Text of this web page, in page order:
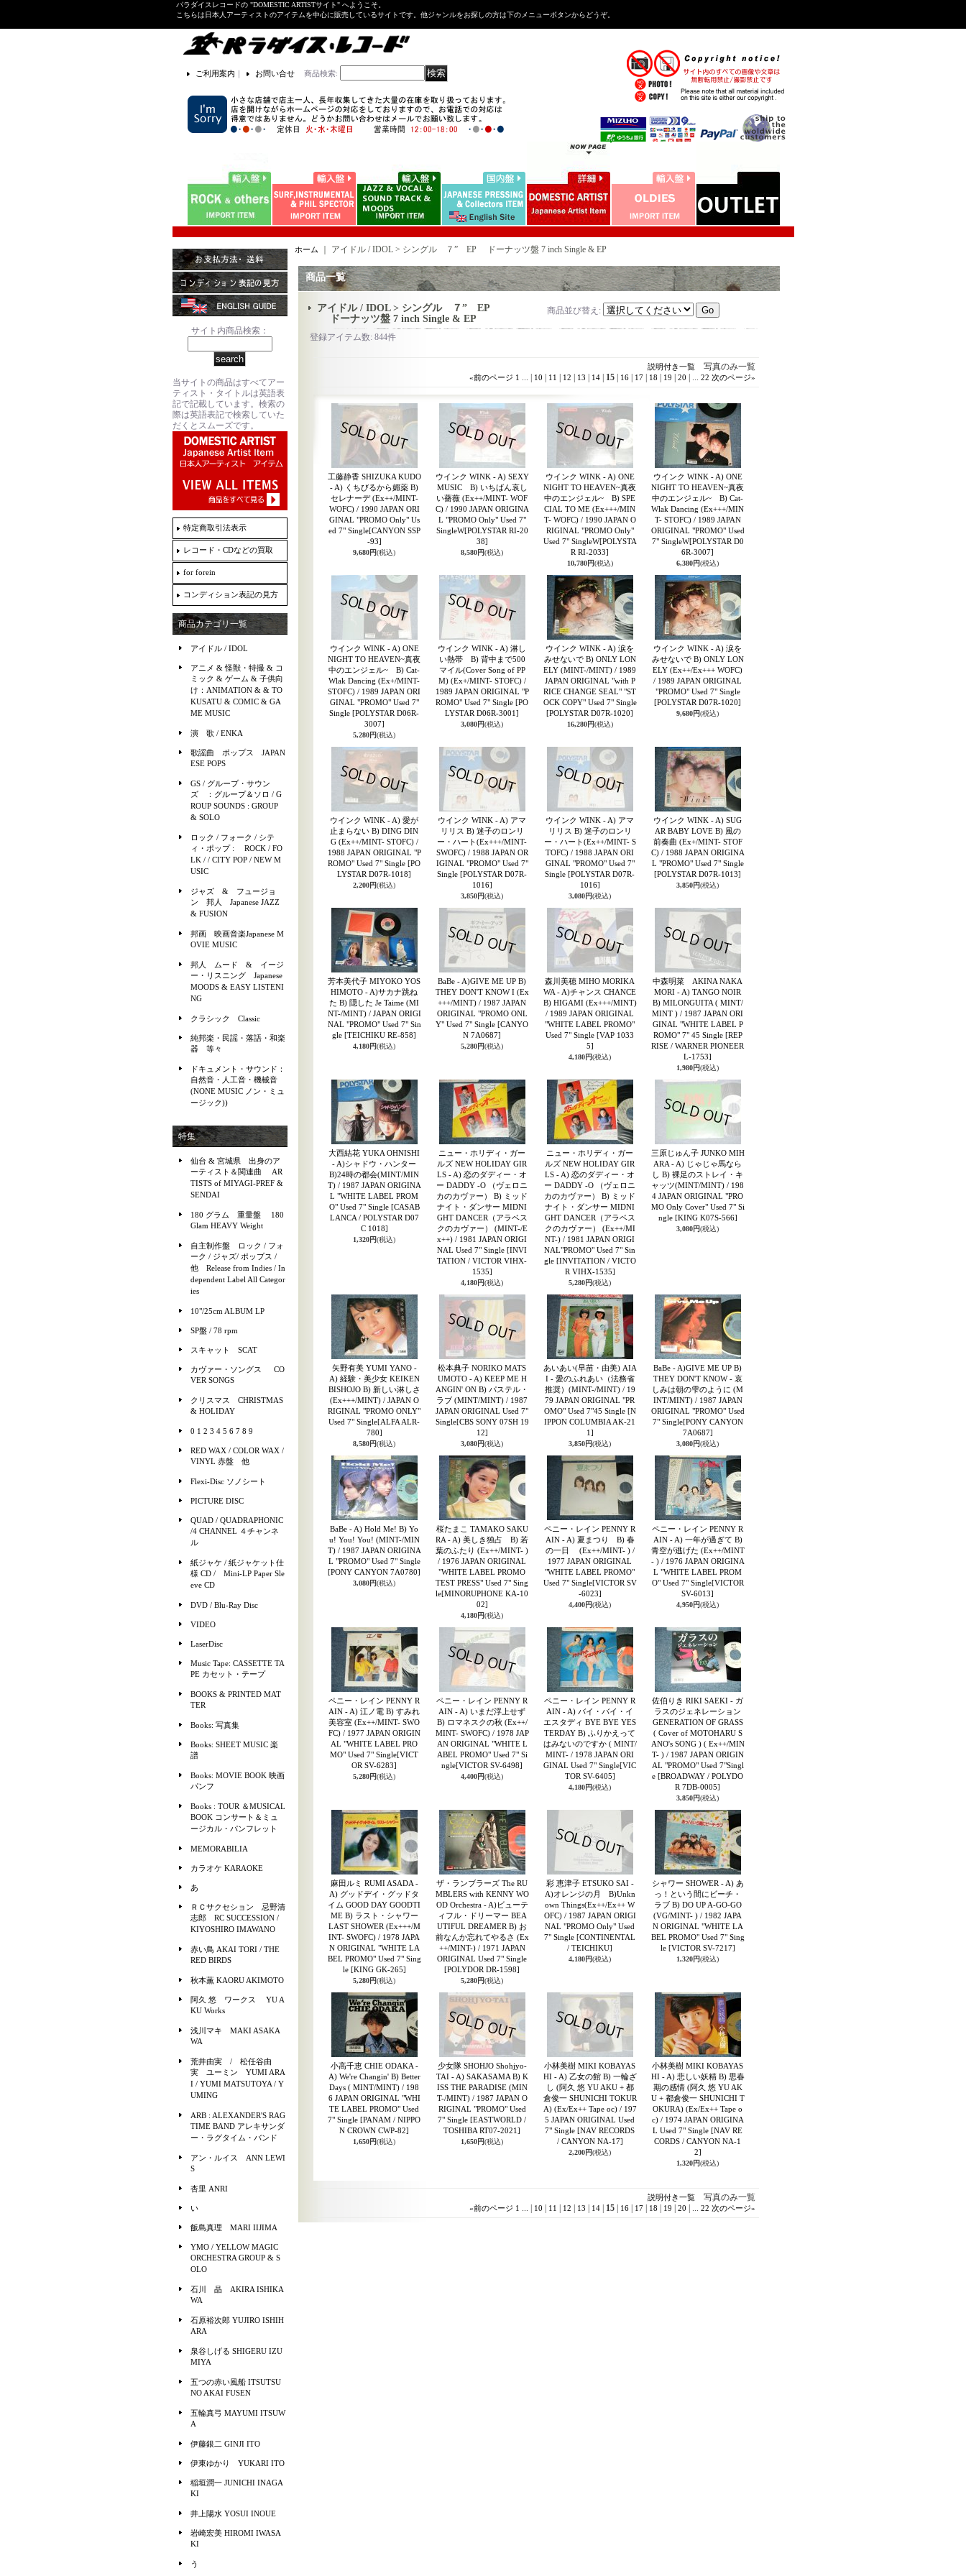
パラダイスレコードの "DOMESTIC ARTISTサイト" へようこそ。
こちらは日本人アーティストのアイテムを中心に販売しているサイトです。他ジャンルをお探しの方は下のメニューボタンからどうぞ。
ご利用案内 ｜ お問い合せ 商品検索:
サイト内商品検索：
当サイトの商品はすべてアー
ティスト・タイトルは英語表
記で記載しています。検索の
際は英語表記で検索していた
だくとスムーズです。
特定商取引法表示
レコード・CDなどの買取
for forein
コンディション表記の見方
商品カテゴリ一覧
アイドル / IDOL
アニメ & 怪獣・特撮 & コ
ミック & ゲーム & 子供向
け：ANIMATION & & TO
KUSATU & COMIC & GA
ME MUSIC
演 歌 / ENKA
歌謡曲 ポップス JAPAN
ESE POPS
GS / グループ・サウン
ズ ：グループ＆ソロ / G
ROUP SOUNDS : GROUP
& SOLO
ロック / フォーク / シテ
ィ・ポップ : ROCK / FO
LK / / CITY POP / NEW M
USIC
ジャズ & フュージョ
ン 邦人 Japanese JAZZ
& FUSION
邦画 映画音楽Japanese M
OVIE MUSIC
邦人 ムード & イージ
ー・リスニング Japanese
MOODS & EASY LISTENI
NG
クラシック Classic
純邦楽・民謡・落語・和楽
器 等々
ドキュメント・サウンド：
自然音・人工音・機械音
(NONE MUSIC ノン・ミュ
ージック))
特集
仙台 & 宮城県 出身のア
ーティスト＆関連曲 AR
TISTS of MIYAGI-PREF &
SENDAI
180 グラム 重量盤 180
Glam HEAVY Weight
自主制作盤 ロック / フォ
ーク / ジャズ/ ポップス /
他 Release from Indies / In
dependent Label All Categor
ies
10"/25cm ALBUM LP
SP盤 / 78 rpm
スキャット SCAT
カヴァー・ソングス CO
VER SONGS
クリスマス CHRISTMAS
& HOLIDAY
0 1 2 3 4 5 6 7 8 9
RED WAX / COLOR WAX /
VINYL 赤盤 他
Flexi-Disc ソノシート
PICTURE DISC
QUAD / QUADRAPHONIC
/4 CHANNEL ４チャンネ
ル
紙ジャケ / 紙ジャケット仕
様 CD / Mini-LP Paper Sle
eve CD
DVD / Blu-Ray Disc
VIDEO
LaserDisc
Music Tape: CASSETTE TA
PE カセット・テープ
BOOKS & PRINTED MAT
TER
Books: 写真集
Books: SHEET MUSIC 楽
譜
Books: MOVIE BOOK 映画
パンフ
Books : TOUR ＆MUSICAL
BOOK コンサート＆ミュ
ージカル・パンフレット
MEMORABILIA
カラオケ KARAOKE
あ
ＲＣサクセション 忌野清
志郎 RC SUCCESSION /
KIYOSHIRO IMAWANO
赤い鳥 AKAI TORI / THE
RED BIRDS
秋本薫 KAORU AKIMOTO
阿久 悠 ワークス YU A
KU Works
浅川マキ MAKI ASAKA
WA
荒井由実 / 松任谷由
実 ユーミン YUMI ARA
I / YUMI MATSUTOYA / Y
UMING
ARB : ALEXANDER'S RAG
TIME BAND アレキサンダ
ー・ラグタイム・バンド
アン・ルイス ANN LEWI
S
杏里 ANRI
い
飯島真理 MARI IIJIMA
YMO / YELLOW MAGIC
ORCHESTRA GROUP & S
OLO
石川 晶 AKIRA ISHIKA
WA
石原裕次郎 YUJIRO ISHIH
ARA
泉谷しげる SHIGERU IZU
MIYA
五つの赤い風船 ITSUTSU
NO AKAI FUSEN
五輪真弓 MAYUMI ITSUW
A
伊藤銀二 GINJI ITO
伊東ゆかり YUKARI ITO
稲垣潤一 JUNICHI INAGA
KI
井上陽水 YOSUI INOUE
岩崎宏美 HIROMI IWASA
KI
う
ホーム アイドル / IDOL > シングル ７” EP ドーナッツ盤 7 inch Single & EP
商品一覧
アイドル / IDOL > シングル ７” EP
ドーナッツ盤 7 inch Single & EP
商品並び替え :
登録アイテム数:844件
説明付き一覧写真のみ一覧
«前のページ 1 ... 10 11 12 13 14| 15| 16| 17| 18 19 20 ... 22 次のページ»
工藤静香 SHIZUKA KUDO
- A) くちびるから媚薬 B)
セレナーデ (Ex++/MINT-
WOFC) / 1990 JAPAN ORI
GINAL "PROMO Only" Us
ed 7" Single[CANYON SSP
-93]
9,680円(税込)
ウインク WINK - A) SEXY
MUSIC B) いちばん哀し
い薔薇 (Ex++/MINT- WOF
C) / 1990 JAPAN ORIGINA
L "PROMO Only" Used 7"
SingleW[POLYSTAR RI-20
38]
8,580円(税込)
ウインク WINK - A) ONE
NIGHT TO HEAVEN~真夜
中のエンジェル~ B) SPE
CIAL TO ME (Ex+++/MIN
T- WOFC) / 1990 JAPAN O
RIGINAL "PROMO Only"
Used 7" SingleW[POLYSTA
R RI-2033]
10,780円(税込)
ウインク WINK - A) ONE
NIGHT TO HEAVEN~真夜
中のエンジェル~ B) Cat-
Wlak Dancing (Ex+++/MIN
T- STOFC) / 1989 JAPAN
ORIGINAL "PROMO" Used
7" SingleW[POLYSTAR D0
6R-3007]
6,380円(税込)
ウインク WINK - A) ONE
NIGHT TO HEAVEN~真夜
中のエンジェル~ B) Cat-
Wlak Dancing (Ex+/MINT-
STOFC) / 1989 JAPAN ORI
GINAL "PROMO" Used 7"
Single [POLYSTAR D06R-
3007]
5,280円(税込)
ウインク WINK - A) 淋し
い熱帯 B) 背中まで500
マイル(Cover Song of PP
M) (Ex+/MINT- STOFC) /
1989 JAPAN ORIGINAL "P
ROMO" Used 7" Single [PO
LYSTAR D06R-3001]
3,080円(税込)
ウインク WINK - A) 涙を
みせないで B) ONLY LON
ELY (MINT-/MINT) / 1989
JAPAN ORIGINAL "with P
RICE CHANGE SEAL" "ST
OCK COPY" Used 7" Single
[POLYSTAR D07R-1020]
16,280円(税込)
ウインク WINK - A) 涙を
みせないで B) ONLY LON
ELY (Ex++/Ex+++ WOFC)
/ 1989 JAPAN ORIGINAL
"PROMO" Used 7" Single
[POLYSTAR D07R-1020]
9,680円(税込)
ウインク WINK - A) 愛が
止まらない B) DING DIN
G (Ex++/MINT- STOFC) /
1988 JAPAN ORIGINAL "P
ROMO" Used 7" Single [PO
LYSTAR D07R-1018]
2,200円(税込)
ウインク WINK - A) アマ
リリス B) 迷子のロンリ
ー・ハート(Ex+++/MINT-
SWOFC) / 1988 JAPAN OR
IGINAL "PROMO" Used 7"
Single [POLYSTAR D07R-
1016]
3,850円(税込)
ウインク WINK - A) アマ
リリス B) 迷子のロンリ
ー・ハート(Ex++/MINT- S
TOFC) / 1988 JAPAN ORI
GINAL "PROMO" Used 7"
Single [POLYSTAR D07R-
1016]
3,080円(税込)
ウインク WINK - A) SUG
AR BABY LOVE B) 風の
前奏曲 (Ex+/MINT- STOF
C) / 1988 JAPAN ORIGINA
L "PROMO" Used 7" Single
[POLYSTAR D07R-1013]
3,850円(税込)
芳本美代子 MIYOKO YOS
HIMOTO - A)サカナ跳ね
た B) 隠した Je Taime (MI
NT-/MINT) / JAPAN ORIGI
NAL "PROMO" Used 7" Sin
gle [TEICHIKU RE-858]
4,180円(税込)
BaBe - A)GIVE ME UP B)
THEY DON'T KNOW I (Ex
+++/MINT) / 1987 JAPAN
ORIGINAL "PROMO ONL
Y" Used 7" Single [CANYO
N 7A0687]
5,280円(税込)
森川美穂 MIHO MORIKA
WA - A)チャンス CHANCE
B) HIGAMI (Ex+++/MINT)
/ 1989 JAPAN ORIGINAL
"WHITE LABEL PROMO"
Used 7" Single [VAP 1033
5]
4,180円(税込)
中森明菜 AKINA NAKA
MORI - A) TANGO NOIR
B) MILONGUITA ( MINT/
MINT ) / 1987 JAPAN ORI
GINAL "WHITE LABEL P
ROMO" 7" 45 Single [REP
RISE / WARNER PIONEER
L-1753]
1,980円(税込)
大西結花 YUKA OHNISHI
- A)シャドウ・ハンター
B)24時の都会(MINT/MIN
T) / 1987 JAPAN ORIGINA
L "WHITE LABEL PROM
O" Used 7" Single [CASAB
LANCA / POLYSTAR D07
C 1018]
1,320円(税込)
ニュー・ホリディ・ガー
ルズ NEW HOLIDAY GIR
LS - A) 恋のダディー・オ
ー DADDY -O （ヴェロニ
カのカヴァー） B) ミッド
ナイト・ダンサー MIDNI
GHT DANCER（アラベス
クのカヴァー） (MINT-/E
x++) / 1981 JAPAN ORIGI
NAL Used 7" Single [INVI
TATION / VICTOR VIHX-
1535]
4,180円(税込)
ニュー・ホリディ・ガー
ルズ NEW HOLIDAY GIR
LS - A) 恋のダディー・オ
ー DADDY -O （ヴェロニ
カのカヴァー） B) ミッド
ナイト・ダンサー MIDNI
GHT DANCER（アラベス
クのカヴァー） (Ex++/MI
NT-) / 1981 JAPAN ORIGI
NAL"PROMO" Used 7" Sin
gle [INVITATION / VICTO
R VIHX-1535]
5,280円(税込)
三原じゅん子 JUNKO MIH
ARA - A) じゃじゃ馬なら
し B) 裸足のストレイ・キ
ャッツ(MINT/MINT) / 198
4 JAPAN ORIGINAL "PRO
MO Only Cover" Used 7" Si
ngle [KING K07S-566]
3,080円(税込)
矢野有美 YUMI YANO -
A) 経験・美少女 KEIKEN
BISHOJO B) 新しい淋しさ
(Ex+++/MINT) / JAPAN O
RIGINAL "PROMO ONLY"
Used 7" Single[ALFA ALR-
780]
8,580円(税込)
松本典子 NORIKO MATS
UMOTO - A) KEEP ME H
ANGIN' ON B) パステル・
ラブ (MINT/MINT) / 1987
JAPAN ORIGINAL Used 7"
Single[CBS SONY 07SH 19
12]
3,080円(税込)
あいあい(早苗・由美) AIA
I - 愛のふれあい（法務省
推奨）(MINT-/MINT) / 19
79 JAPAN ORIGINAL "PR
OMO" Used 7"45 Single [N
IPPON COLUMBIA AK-21
1]
3,850円(税込)
BaBe - A)GIVE ME UP B)
THEY DON'T KNOW - 哀
しみは朝の雫のように (M
INT/MINT) / 1987 JAPAN
ORIGINAL "PROMO" Used
7" Single[PONY CANYON
7A0687]
3,080円(税込)
BaBe - A) Hold Me! B) Yo
u! You! You! (MINT-/MIN
T) / 1987 JAPAN ORIGINA
L "PROMO" Used 7" Single
[PONY CANYON 7A0780]
3,080円(税込)
桜たまこ TAMAKO SAKU
RA - A) 美しき独占 B) 若
葉のふたり (Ex++/MINT- )
/ 1976 JAPAN ORIGINAL
"WHITE LABEL PROMO
TEST PRESS" Used 7" Sing
le[MINORUPHONE KA-10
02]
4,180円(税込)
ペニー・レイン PENNY R
AIN - A) 夏まつり B) 春
の一日 (Ex++/MINT- ) /
1977 JAPAN ORIGINAL
"WHITE LABEL PROMO"
Used 7" Single[VICTOR SV
-6023]
4,400円(税込)
ペニー・レイン PENNY R
AIN - A) 一年が過ぎて B)
青空が逃げた (Ex++/MINT
- ) / 1976 JAPAN ORIGINA
L "WHITE LABEL PROM
O" Used 7" Single[VICTOR
SV-6013]
4,950円(税込)
ペニー・レイン PENNY R
AIN - A) 江ノ電 B) すみれ
美容室 (Ex++/MINT- SWO
FC) / 1977 JAPAN ORIGIN
AL "WHITE LABEL PRO
MO" Used 7" Single[VICT
OR SV-6283]
5,280円(税込)
ペニー・レイン PENNY R
AIN - A) いまだ浮上せず
B) ロマネスクの秋 (Ex++/
MINT- SWOFC) / 1978 JAP
AN ORIGINAL "WHITE L
ABEL PROMO" Used 7" Si
ngle[VICTOR SV-6498]
4,400円(税込)
ペニー・レイン PENNY R
AIN - A) バイ・バイ・イ
エスタディ BYE BYE YES
TERDAY B) ふりかえって
はみないのですか ( MINT/
MINT- / 1978 JAPAN ORI
GINAL Used 7" Single[VIC
TOR SV-6405]
4,180円(税込)
佐伯りき RIKI SAEKI - ガ
ラスのジェネレーション
GENERATION OF GRASS
( Cover of MOTOHARU S
ANO's SONG ) ( Ex++/MIN
T- ) / 1987 JAPAN ORIGIN
AL "PROMO" Used 7"Singl
e [BROADWAY / POLYDO
R 7DB-0005]
3,850円(税込)
麻田ルミ RUMI ASADA -
A) グッドデイ・グッドタ
イム GOOD DAY GOODTI
ME B) ラスト・シャワー
LAST SHOWER (Ex+++/M
INT- SWOFC) / 1978 JAPA
N ORIGINAL "WHITE LA
BEL PROMO" Used 7" Sing
le [KING GK-265]
5,280円(税込)
ザ・ランブラーズ The RU
MBLERS with KENNY WO
OD Orchestra - A)ビューテ
ィフル・ドリーマー BEA
UTIFUL DREAMER B) お
前なんか忘れてやるさ (Ex
++/MINT-) / 1971 JAPAN
ORIGINAL Used 7" Single
[POLYDOR DR-1598]
5,280円(税込)
彩 恵津子 ETSUKO SAI -
A)オレンジの月 B)Unkn
own Things(Ex++/Ex++ W
OFC) / 1987 JAPAN ORIGI
NAL "PROMO Only" Used
7" Single [CONTINENTAL
/ TEICHIKU]
4,180円(税込)
シャワー SHOWER - A) あ
っ！という間にビーチ・
ラブ B) DO UP A-GO-GO
(VG/MINT- ) / 1982 JAPA
N ORIGINAL "WHITE LA
BEL PROMO" Used 7" Sing
le [VICTOR SV-7217]
1,320円(税込)
小高千恵 CHIE ODAKA -
A) We're Changin' B) Better
Days ( MINT/MINT) / 198
6 JAPAN ORIGINAL "WHI
TE LABEL PROMO" Used
7" Single [PANAM / NIPPO
N CROWN CWP-82]
1,650円(税込)
少女隊 SHOHJO Shohjyo-
TAI - A) SAKASAMA B) K
ISS THE PARADISE (MIN
T-/MINT) / 1987 JAPAN O
RIGINAL "PROMO" Used
7" Single [EASTWORLD /
TOSHIBA RT07-2021]
1,650円(税込)
小林美樹 MIKI KOBAYAS
HI - A) 乙女の館 B) 一輪ざ
し (阿久 悠 YU AKU + 都
倉俊一 SHUNICHI TOKUR
A) (Ex/Ex++ Tape oc) / 197
5 JAPAN ORIGINAL Used
7" Single [NAV RECORDS
/ CANYON NA-17]
2,200円(税込)
小林美樹 MIKI KOBAYAS
HI - A) 悲しい妖精 B) 思春
期の感情 (阿久 悠 YU AK
U + 都倉俊一 SHUNICHI T
OKURA) (Ex/Ex++ Tape o
c) / 1974 JAPAN ORIGINA
L Used 7" Single [NAV RE
CORDS / CANYON NA-1
2]
1,320円(税込)
説明付き一覧写真のみ一覧
«前のページ 1 ... 10 11 12 13 14| 15| 16| 17| 18 19 20 ... 22 次のページ»